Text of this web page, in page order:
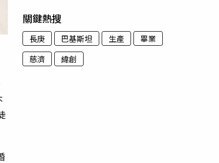
關鍵熱搜
長庚 巴基斯坦 生產
畢業
慈濟
緯創